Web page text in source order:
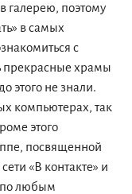
галерею, поэтому
в самых
с
прекрасные храмы
этого не знали.
компьютерах, так
этого
посвященной
«В контакте» и
по любым